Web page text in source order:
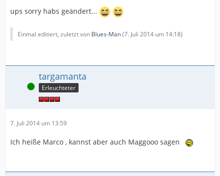
ups sorry habs geändert...
Einmal editiert, zuletzt von Blues-Man(7. Juli 2014 um 14:18)
Online
targamanta
Erleuchteter
7. Juli 2014 um 13:59
Ich heiße Marco , kannst aber auch Maggooo sagen